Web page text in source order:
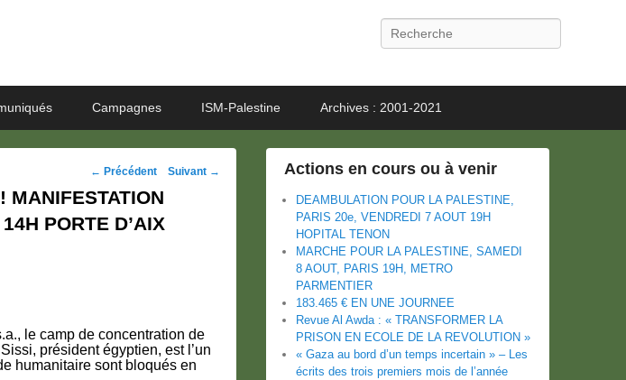
Recherche
Campagnes ISM-Palestine Archives : 2001-2021
Navigation
des
← Précédent Suivant →
MANIFESTATION
PORTE D’AIX
le camp de concentration de
président égyptien, est l’un
humanitaire sont bloqués en
Actions en cours ou à venir
DEAMBULATION POUR LA PALESTINE,
PARIS 20e, VENDREDI 7 AOUT 19H
HOPITAL TENON
MARCHE POUR LA PALESTINE, SAMEDI
8 AOUT, PARIS 19H, METRO
PARMENTIER
183.465 € EN UNE JOURNEE
Revue Al Awda : « TRANSFORMER LA
PRISON EN ECOLE DE LA REVOLUTION »
« Gaza au bord d’un temps incertain » – Les
écrits des trois premiers mois de l’année